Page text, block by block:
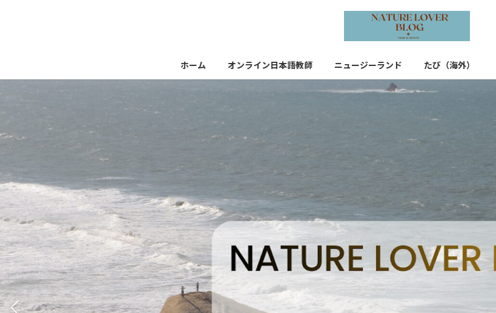
へ
ッ
プ
ョ
移
動
ホーム オンライン日本語教師 ニュージーランド たび（海外）